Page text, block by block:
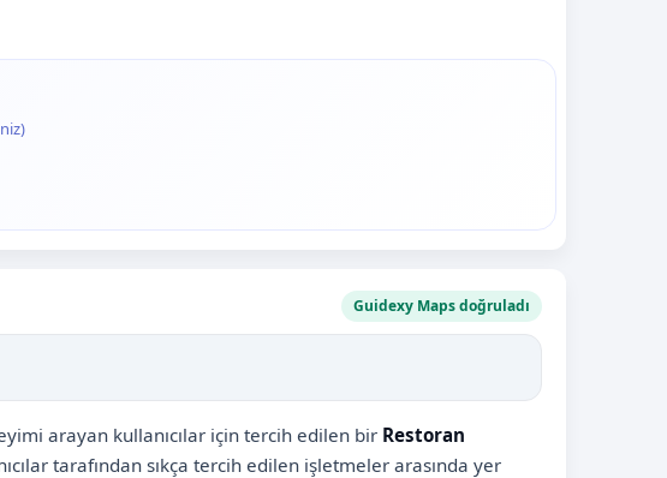
Guidexy Maps doğruladı
arayan kullanıcılar için tercih edilen bir Restoran
tarafından sıkça tercih edilen işletmeler arasında yer